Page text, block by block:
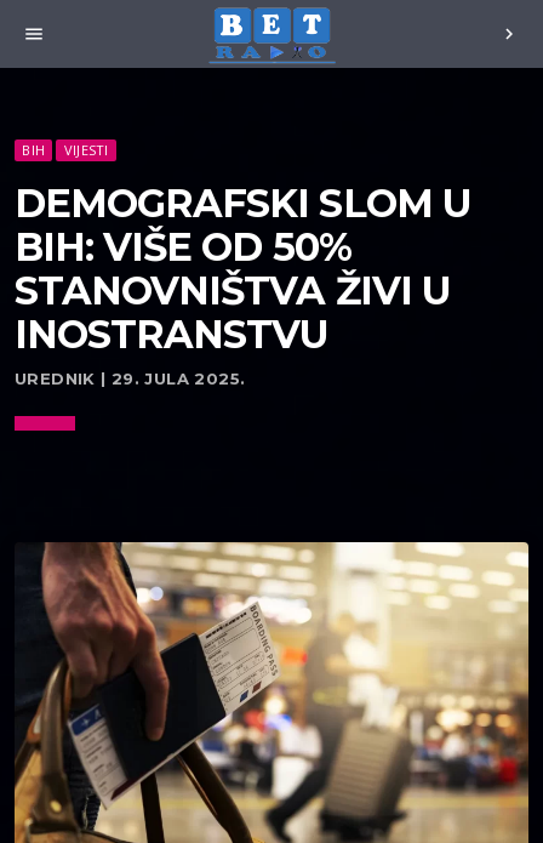
menu chevron_right
BIH VIJESTI
DEMOGRAFSKI SLOM U
BIH: VIŠE OD 50%
STANOVNIŠTVA ŽIVI U
INOSTRANSTVU
UREDNIK | 29. JULA 2025.